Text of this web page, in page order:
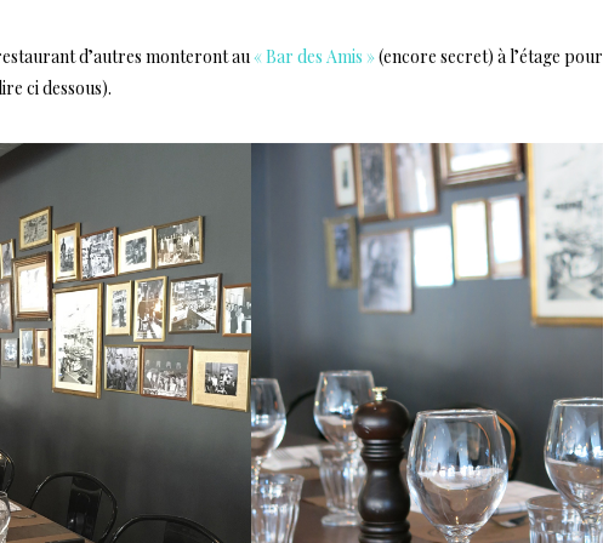
d’autres monteront au« Bar des Amis »(encore secret) à l’étage pour
ci dessous).